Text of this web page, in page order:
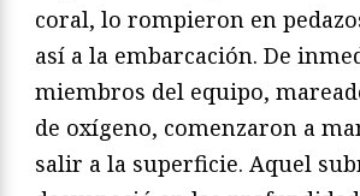
coral, lo rompieron en
así a la embarcación. De
miembros del equipo,
de oxígeno, comenzaron a
salir a la superficie. Aquel